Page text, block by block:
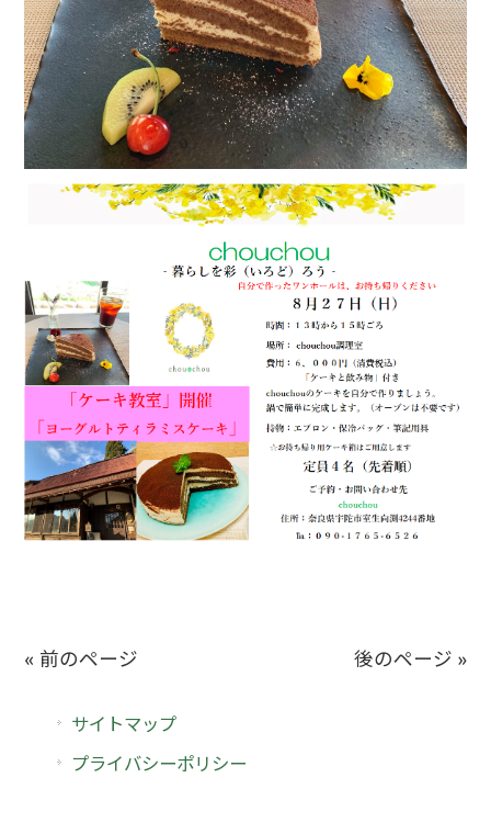
« 前のページ 後のページ »
サイトマップ
プライバシーポリシー